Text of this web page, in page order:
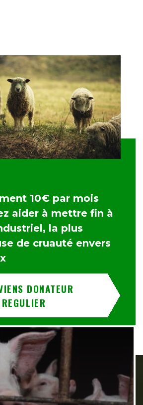
10€ par mois
aider à mettre fin à
la plus
de cruauté envers
DONATEUR
REGULIER